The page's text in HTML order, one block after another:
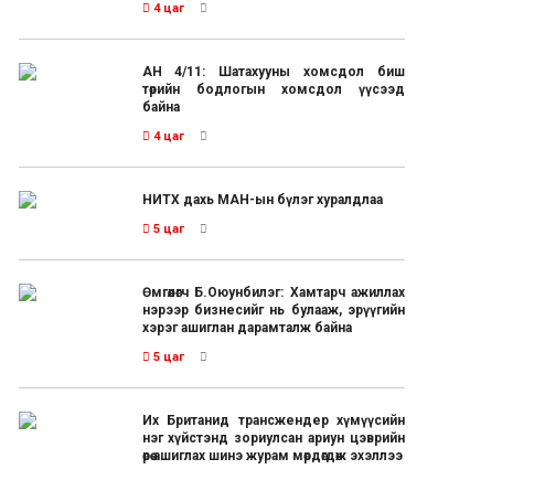
4 цаг
АН 4/11: Шатахууны хомсдол биш
төрийн бодлогын хомсдол үүсээд
байна
4 цаг
НИТХ дахь МАН-ын бүлэг хуралдлаа
5 цаг
Өмгөөлөгч Б.Оюунбилэг: Хамтарч ажиллах
нэрээр бизнесийг нь булааж, эрүүгийн
хэрэг ашиглан дарамталж байна
5 цаг
Их Британид трансжендер хүмүүсийн
нэг хүйстэнд зориулсан ариун цэврийн
өрөө ашиглах шинэ журам мөрдөгдөж эхэллээ